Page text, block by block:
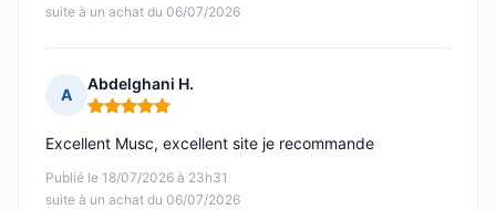
suite à un achat du 06/07/2026
A
Abdelghani H.
Note : 5 sur 5
Publié le 18/07/2026 à 23h31
suite à un achat du 06/07/2026
Excellent Musc, excellent site je recommande